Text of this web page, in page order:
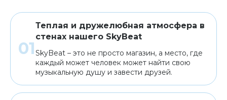
Теплая и дружелюбная атмосфера в
стенах нашего SkyBeat
SkyBeat – это не просто магазин, а место, где
каждый может человек может найти свою
музыкальную душу и завести друзей.